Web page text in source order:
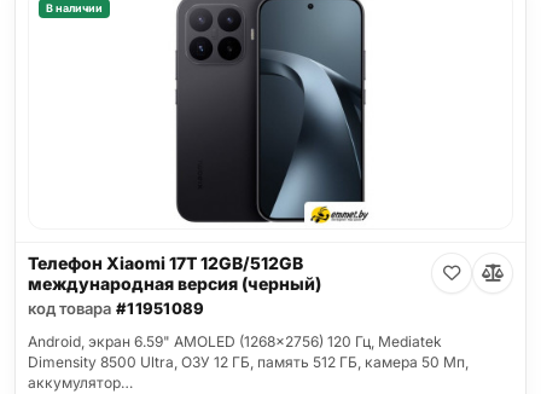
В наличии
Телефон Xiaomi 17T 12GB/512GB
международная версия (черный)
код товара #11951089
Android, экран 6.59" AMOLED (1268x2756) 120 Гц, Mediatek
Dimensity 8500 Ultra, ОЗУ 12 ГБ, память 512 ГБ, камера 50 Мп,
аккумулятор…